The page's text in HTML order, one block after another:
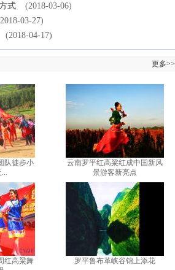
式
(2018-03-06)
03-27)
(2018-04-17)
更多>>
队徒步小
红高粱舞
云南罗平红高粱红成中国新风
景游客新亮点
罗平鲁布革峡谷锦上添花